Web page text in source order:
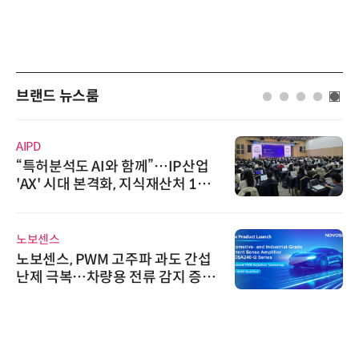
브랜드 뉴스룸
AIPD
“특허분석도 AI와 함께”…IP산업
'AX' 시대 본격화, 지식재산처 1호
노보센스
노보센스, PWM 고주파 과도 간섭
난제 극복…차량용 전류 감지 증폭